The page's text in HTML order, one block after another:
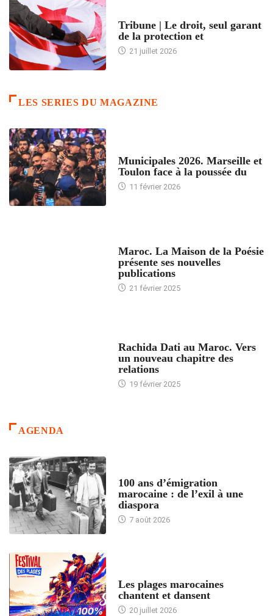
Tribune | Le droit, seul garant
de la protection et
21 juillet 2026
LES SERIES DU MAGAZINE
Municipales 2026. Marseille et
Toulon face à la poussée du
11 février 2026
Maroc. La Maison de la Poésie
présente ses nouvelles
publications
21 février 2025
Rachida Dati au Maroc. Vers
un nouveau chapitre des
relations
19 février 2025
AGENDA
100 ans d’émigration
marocaine : de l’exil à une
diaspora
7 août 2026
Les plages marocaines
chantent et dansent
20 juillet 2026